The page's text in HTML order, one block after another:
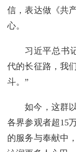
信，表达做《共
心。
习近平总书
代的长征路，我
斗。”
如今，这群
各界参观者超15
的服务与奉献中